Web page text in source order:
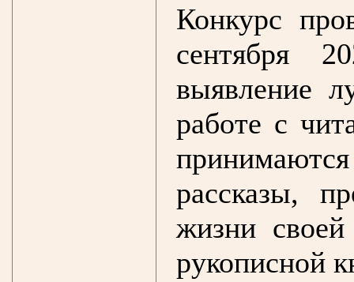
Конкурс
сентября
выявление
работе с
рассказы,
жизни
рукописной